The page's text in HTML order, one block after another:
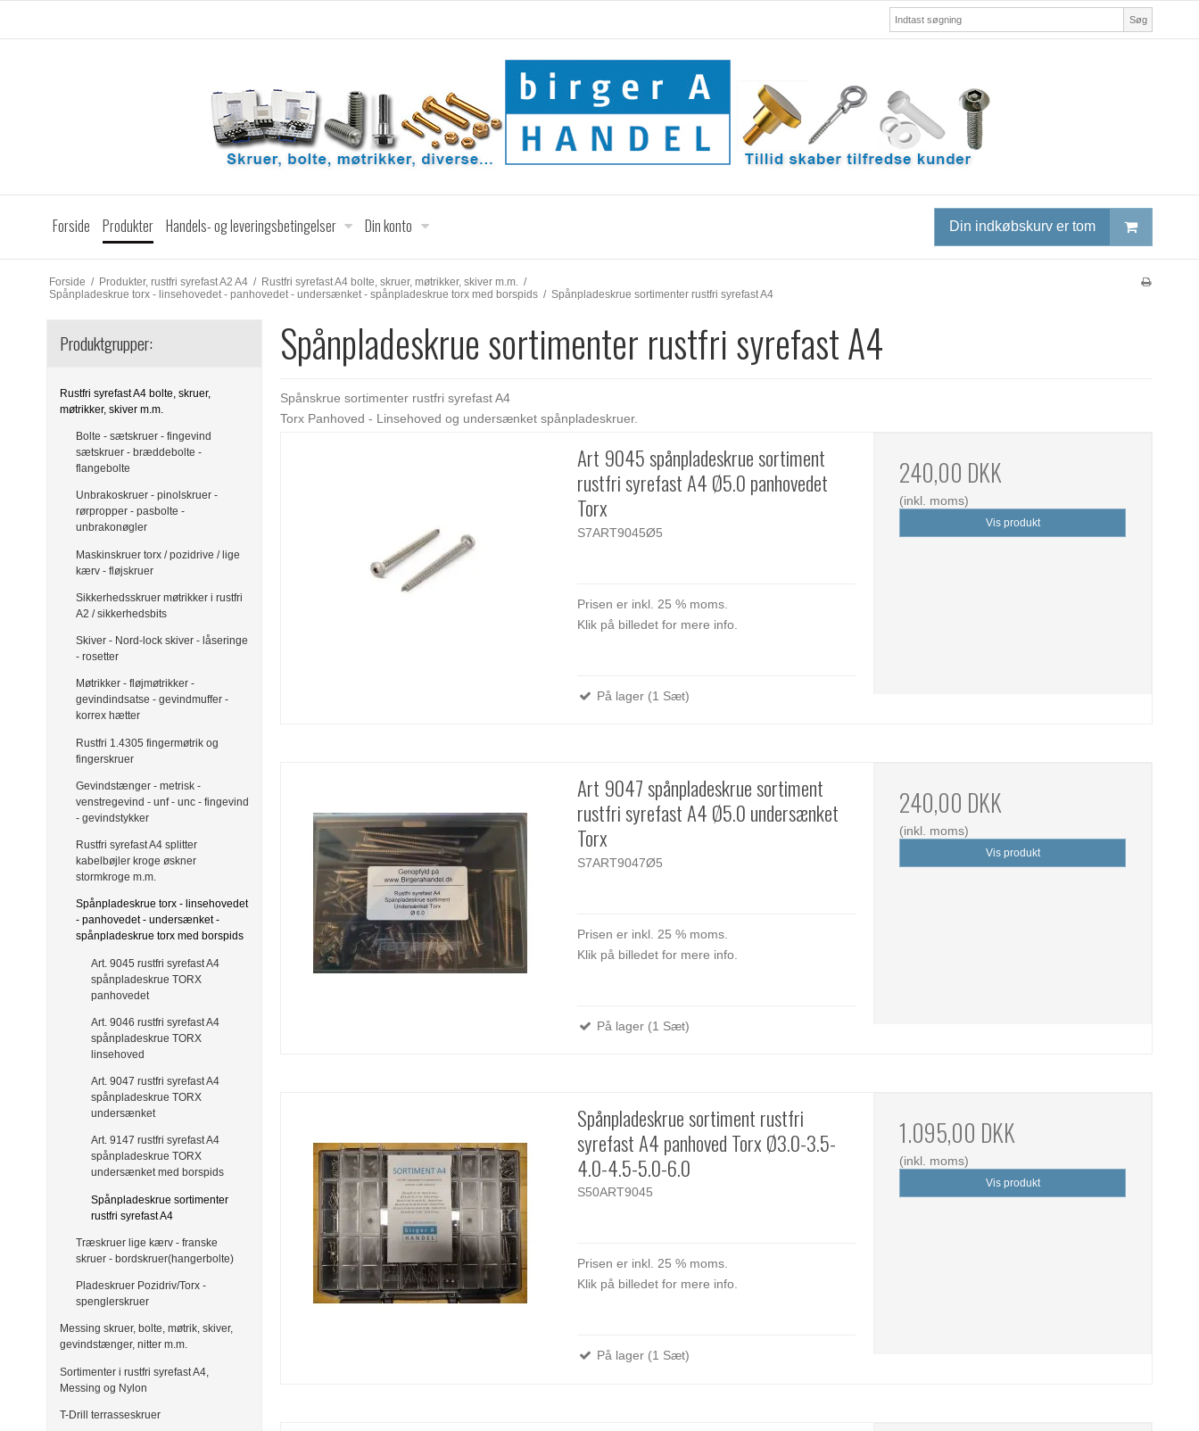
Søg
Forside Produkter Handels- og leveringsbetingelser Din konto Din indkøbskurv er tom
Forside / Produkter, rustfri syrefast A2 A4 / Rustfri syrefast A4 bolte, skruer, møtrikker, skiver m.m. /
Spånpladeskrue torx - linsehovedet - panhovedet - undersænket - spånpladeskrue torx med borspids / Spånpladeskrue sortimenter rustfri syrefast A4
Produktgrupper:
Rustfri syrefast A4 bolte, skruer,
møtrikker, skiver m.m.
Bolte - sætskruer - fingevind
sætskruer - bræddebolte -
flangebolte
Unbrakoskruer - pinolskruer -
rørpropper - pasbolte -
unbrakonøgler
Maskinskruer torx / pozidrive / lige
kærv - fløjskruer
Sikkerhedsskruer møtrikker i rustfri
A2 / sikkerhedsbits
Skiver - Nord-lock skiver - låseringe
- rosetter
Møtrikker - fløjmøtrikker -
gevindindsatse - gevindmuffer -
korrex hætter
Rustfri 1.4305 fingermøtrik og
fingerskruer
Gevindstænger - metrisk -
venstregevind - unf - unc - fingevind
- gevindstykker
Rustfri syrefast A4 splitter
kabelbøjler kroge øskner
stormkroge m.m.
Spånpladeskrue torx - linsehovedet
- panhovedet - undersænket -
spånpladeskrue torx med borspids
Art. 9045 rustfri syrefast A4
spånpladeskrue TORX
panhovedet
Art. 9046 rustfri syrefast A4
spånpladeskrue TORX
linsehoved
Art. 9047 rustfri syrefast A4
spånpladeskrue TORX
undersænket
Art. 9147 rustfri syrefast A4
spånpladeskrue TORX
undersænket med borspids
Spånpladeskrue sortimenter
rustfri syrefast A4
Træskruer lige kærv - franske
skruer - bordskruer(hangerbolte)
Pladeskruer Pozidriv/Torx -
spenglerskruer
Messing skruer, bolte, møtrik, skiver,
gevindstænger, nitter m.m.
Sortimenter i rustfri syrefast A4,
Messing og Nylon
T-Drill terrasseskruer
Spånpladeskrue sortimenter rustfri syrefast A4
Spånskrue sortimenter rustfri syrefast A4
Torx Panhoved - Linsehoved og undersænket spånpladeskruer.
Art 9045 spånpladeskrue sortiment
rustfri syrefast A4 Ø5.0 panhovedet
Torx
S7ART9045Ø5
Prisen er inkl. 25 % moms.
Klik på billedet for mere info.
På lager (1 Sæt)
240,00 DKK
(inkl. moms)
Vis produkt
Art 9047 spånpladeskrue sortiment
rustfri syrefast A4 Ø5.0 undersænket
Torx
S7ART9047Ø5
Prisen er inkl. 25 % moms.
Klik på billedet for mere info.
På lager (1 Sæt)
240,00 DKK
(inkl. moms)
Vis produkt
Spånpladeskrue sortiment rustfri
syrefast A4 panhoved Torx Ø3.0-3.5-
4.0-4.5-5.0-6.0
S50ART9045
Prisen er inkl. 25 % moms.
Klik på billedet for mere info.
På lager (1 Sæt)
1.095,00 DKK
(inkl. moms)
Vis produkt